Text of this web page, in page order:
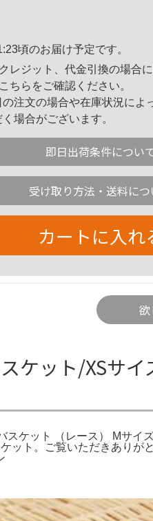
頃のお届け予定です。
レジット、代金引換の場合
こちら をご確認ください。
注文の場合や在庫状況によ
場合がございます。
即日出荷条件につい
受け取り方法・送料につ
カートに入れ
ケット/XSサイ
ケット （レース） Mサイ
ット。ご覧いただきありが